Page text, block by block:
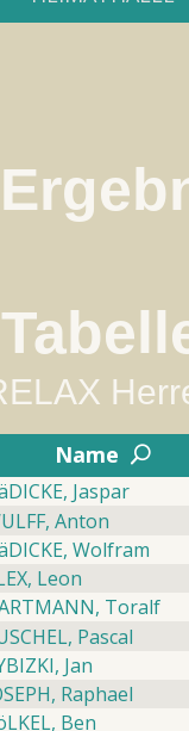
Rocks Jena
01.11.2025 bis Fr
RELAX Herren
)
1.04
Multiplikator
)
Flash
Top
Bonus
1.04
Multiplikator
)
Flash
Top
Bonus
1.03
Multiplikator
)
Top
1.70
2
Name U
Jaspar
Anton
Wolfram
Leon
Toralf
Pascal
Jan
Raphael
Ben
2